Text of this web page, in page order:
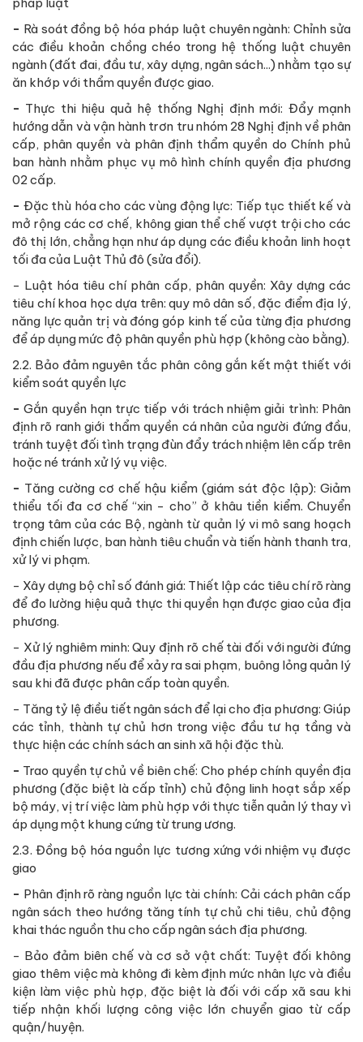
pháp luật
- Rà soát đồng bộ hóa pháp luật chuyên ngành: Chỉnh sửa
các điều khoản chồng chéo trong hệ thống luật chuyên
ngành (đất đai, đầu tư, xây dựng, ngân sách...) nhằm tạo sự
ăn khớp với thẩm quyền được giao.
- Thực thi hiệu quả hệ thống Nghị định mới: Đẩy mạnh
hướng dẫn và vận hành trơn tru nhóm 28 Nghị định về phân
cấp, phân quyền và phân định thẩm quyền do Chính phủ
ban hành nhằm phục vụ mô hình chính quyền địa phương
02 cấp.
- Đặc thù hóa cho các vùng động lực: Tiếp tục thiết kế và
mở rộng các cơ chế, không gian thể chế vượt trội cho các
đô thị lớn, chẳng hạn như áp dụng các điều khoản linh hoạt
tối đa của Luật Thủ đô (sửa đổi).
- Luật hóa tiêu chí phân cấp, phân quyền: Xây dựng các
tiêu chí khoa học dựa trên: quy mô dân số, đặc điểm địa lý,
năng lực quản trị và đóng góp kinh tế của từng địa phương
để áp dụng mức độ phân quyền phù hợp (không cào bằng).
2.2. Bảo đảm nguyên tắc phân công gắn kết mật thiết với
kiểm soát quyền lực
-Gắn quyền hạn trực tiếp với trách nhiệm giải trình: Phân
định rõ ranh giới thẩm quyền cá nhân của người đứng đầu,
tránh tuyệt đối tình trạng đùn đẩy trách nhiệm lên cấp trên
hoặc né tránh xử lý vụ việc.
- Tăng cường cơ chế hậu kiểm (giám sát độc lập): Giảm
thiểu tối đa cơ chế “xin - cho” ở khâu tiền kiểm. Chuyển
trọng tâm của các Bộ, ngành từ quản lý vi mô sang hoạch
định chiến lược, ban hành tiêu chuẩn và tiến hành thanh tra,
xử lý vi phạm.
- Xây dựng bộ chỉ số đánh giá: Thiết lập các tiêu chí rõ ràng
để đo lường hiệu quả thực thi quyền hạn được giao của địa
phương.
- Xử lý nghiêm minh: Quy định rõ chế tài đối với người đứng
đầu địa phương nếu để xảy ra sai phạm, buông lỏng quản lý
sau khi đã được phân cấp toàn quyền.
- Tăng tỷ lệ điều tiết ngân sách để lại cho địa phương: Giúp
các tỉnh, thành tự chủ hơn trong việc đầu tư hạ tầng và
thực hiện các chính sách an sinh xã hội đặc thù.
- Trao quyền tự chủ về biên chế: Cho phép chính quyền địa
phương (đặc biệt là cấp tỉnh) chủ động linh hoạt sắp xếp
bộ máy, vị trí việc làm phù hợp với thực tiễn quản lý thay vì
áp dụng một khung cứng từ trung ương.
2.3. Đồng bộ hóa nguồn lực tương xứng với nhiệm vụ được
giao
- Phân định rõ ràng nguồn lực tài chính: Cải cách phân cấp
ngân sách theo hướng tăng tính tự chủ chi tiêu, chủ động
khai thác nguồn thu cho cấp ngân sách địa phương.
- Bảo đảm biên chế và cơ sở vật chất: Tuyệt đối không
giao thêm việc mà không đi kèm định mức nhân lực và điều
kiện làm việc phù hợp, đặc biệt là đối với cấp xã sau khi
tiếp nhận khối lượng công việc lớn chuyển giao từ cấp
quận/huyện.